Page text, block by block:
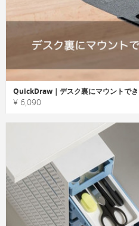
¥ 6,090